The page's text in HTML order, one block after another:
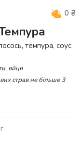
0 ₴
темпура, соус
яйця
страв не більше 3
г